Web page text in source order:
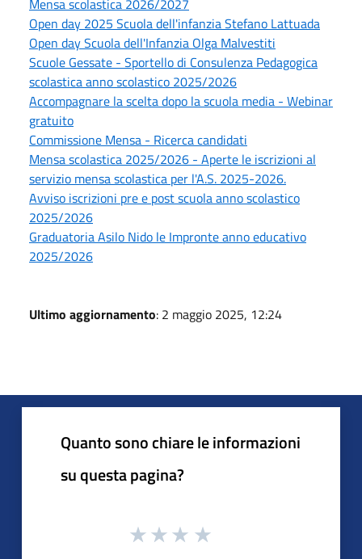
Mensa scolastica 2026/2027
Open day 2025 Scuola dell'infanzia Stefano Lattuada
Open day Scuola dell'Infanzia Olga Malvestiti
Scuole Gessate - Sportello di Consulenza Pedagogica
scolastica anno scolastico 2025/2026
Accompagnare la scelta dopo la scuola media - Webinar
gratuito
Commissione Mensa - Ricerca candidati
Mensa scolastica 2025/2026 - Aperte le iscrizioni al
servizio mensa scolastica per l'A.S. 2025-2026.
Avviso iscrizioni pre e post scuola anno scolastico
2025/2026
Graduatoria Asilo Nido le Impronte anno educativo
2025/2026
Ultimo aggiornamento: 2 maggio 2025, 12:24
Quanto sono chiare le informazioni
su questa pagina?